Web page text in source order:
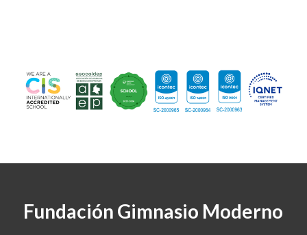
Fundación Gimnasio Moderno